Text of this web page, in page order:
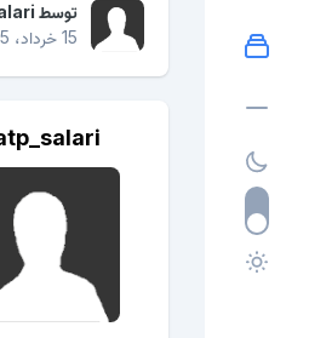
توسط
15 خرداد، 2015